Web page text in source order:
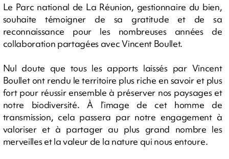
Le Parc national de La Réunion, gestionnaire du bien,
souhaite témoigner de sa gratitude et de sa
reconnaissance pour les nombreuses années de
collaboration partagées avec Vincent Boullet.
Nul doute que tous les apports laissés par Vincent
Boullet ont rendu le territoire plus riche en savoir et plus
fort pour réussir ensemble à préserver nos paysages et
notre biodiversité. À l’image de cet homme de
transmission, cela passera par notre engagement à
valoriser et à partager au plus grand nombre les
merveilles et la valeur de la nature qui nous entoure.